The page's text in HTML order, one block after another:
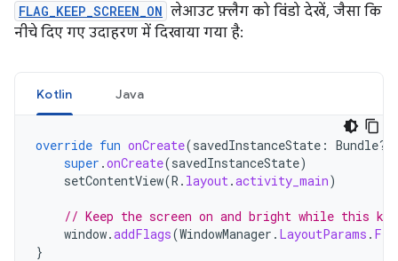
FLAG_KEEP_SCREEN_ON लेआउट फ़्लैग को विंडो देखें, जैसा कि
नीचे दिए गए उदाहरण में दिखाया गया है:
Kotlin Java
override fun onCreate(savedInstanceState : Bundle?)
super .onCreate(savedInstanceState)
setContentView(R . layout.activity_main)
// Keep the screen on and bright while this
window.addFlags(WindowManager . LayoutParams .
}